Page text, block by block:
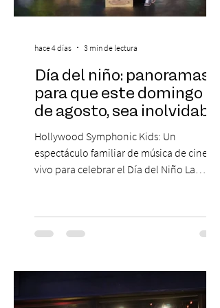
Día del niño: panoramas
para que este domingo 09
de agosto, sea inolvidable
Hollywood Symphonic Kids: Un
espectáculo familiar de música de cine en
vivo para celebrar el Día del Niño La
musical única e inolvidable con motivo del
Día del Niño. El espectáculo Hollywood
de todos los tiempos en un concierto en
sinfónica en pleno, coro y una
hace 4 días 3 min de lectura